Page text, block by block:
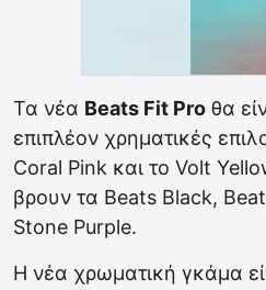
Τα νέα Beats Fit Pro θα
επιπλέον χρηματικές
Coral Pink και το Volt
βρουν τα Beats Black,
Stone Purple.
Η νέα χρωματική γκάμα